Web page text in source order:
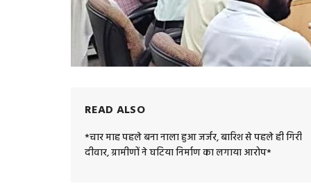
READ ALSO
*चार माह पहले बना नाला हुआ जर्जर, बारिश से पहले ही गिरी
दीवार, ग्रामीणों ने घटिया निर्माण का लगाया आरोप*